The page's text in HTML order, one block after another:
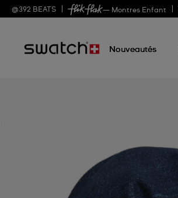
@392 BEATS — Montres Enfant
Nouveautés